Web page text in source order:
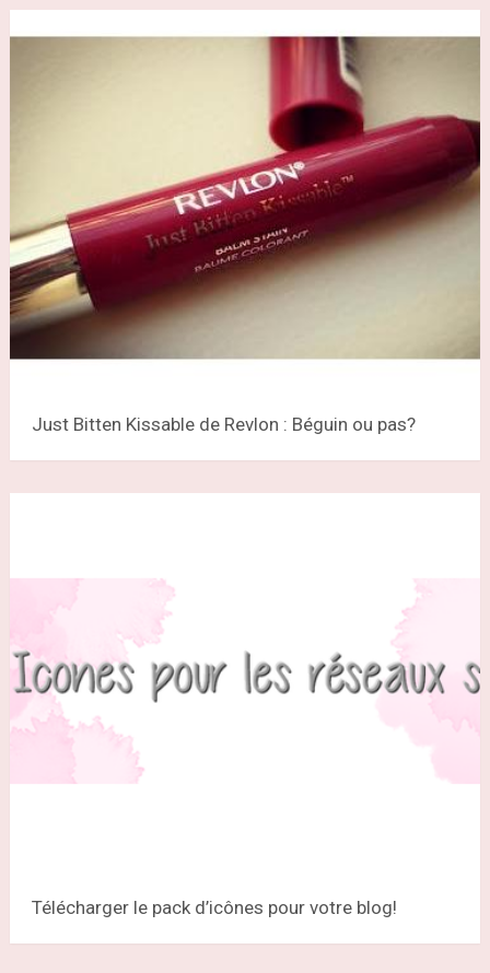
Just Bitten Kissable de Revlon : Béguin ou pas?
Télécharger le pack d’icônes pour votre blog!